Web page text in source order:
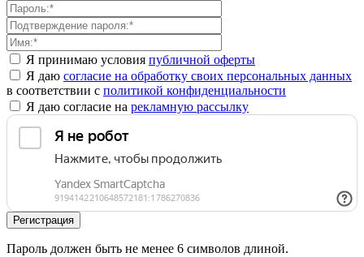
Я принимаю условия публичной оферты
Я даю согласие на обработку своих персональных данных
в соответствии с политикой конфиденциальности
Я даю согласие на рекламную рассылку
Пароль должен быть не менее 6 символов длиной.